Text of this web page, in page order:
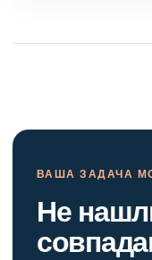
ВАША ЗАДАЧА
Не